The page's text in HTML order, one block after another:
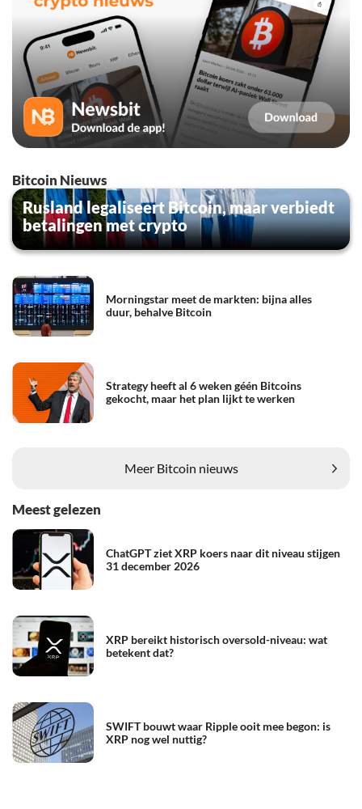
Bitcoin Nieuws
Rusland legaliseert Bitcoin, maar verbiedt
betalingen met crypto
Morningstar meet de markten: bijna alles
duur, behalve Bitcoin
Strategy heeft al 6 weken géén Bitcoins
gekocht, maar het plan lijkt te werken
Meer Bitcoin nieuws
Meest gelezen
ChatGPT ziet XRP koers naar dit niveau stijgen
31 december 2026
XRP bereikt historisch oversold-niveau: wat
betekent dat?
SWIFT bouwt waar Ripple ooit mee begon: is
XRP nog wel nuttig?